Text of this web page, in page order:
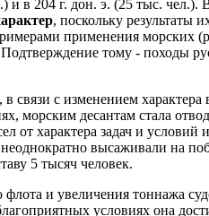
и в 204 г. дон. э. (25 тыс. чел.).
, поскольку результаты
применения морских
тому - походы
связи с изменением
морским десантам стала
от характера задач и
высаживали на
5 тысяч человек.
и увеличения тоннажа
условиях она